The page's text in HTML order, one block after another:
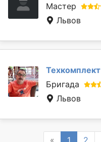
Мастер
Львов
Техкомплект
Бригада
Львов
Previous